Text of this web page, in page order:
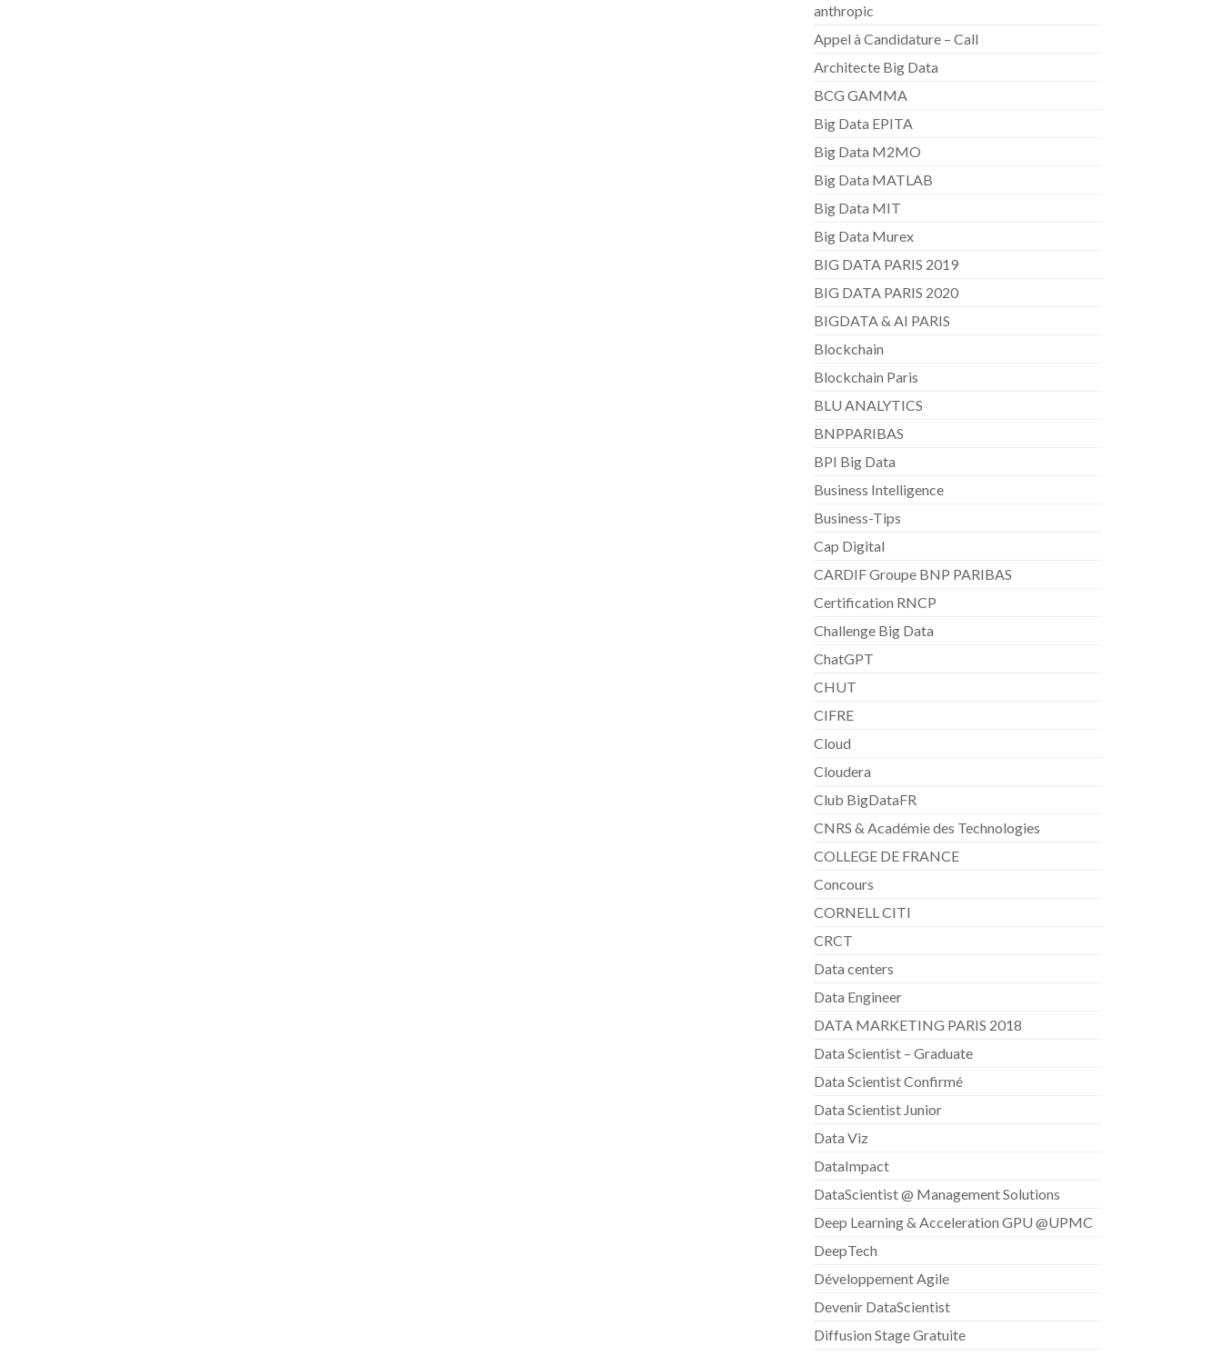
anthropic
Appel à Candidature – Call
Architecte Big Data
BCG GAMMA
Big Data EPITA
Big Data M2MO
Big Data MATLAB
Big Data MIT
Big Data Murex
BIG DATA PARIS 2019
BIG DATA PARIS 2020
BIGDATA & AI PARIS
Blockchain
Blockchain Paris
BLU ANALYTICS
BNPPARIBAS
BPI Big Data
Business Intelligence
Business-Tips
Cap Digital
CARDIF Groupe BNP PARIBAS
Certification RNCP
Challenge Big Data
ChatGPT
CHUT
CIFRE
Cloud
Cloudera
Club BigDataFR
CNRS & Académie des Technologies
COLLEGE DE FRANCE
Concours
CORNELL CITI
CRCT
Data centers
Data Engineer
DATA MARKETING PARIS 2018
Data Scientist – Graduate
Data Scientist Confirmé
Data Scientist Junior
Data Viz
DataImpact
DataScientist @ Management Solutions
Deep Learning & Acceleration GPU @UPMC
DeepTech
Développement Agile
Devenir DataScientist
Diffusion Stage Gratuite